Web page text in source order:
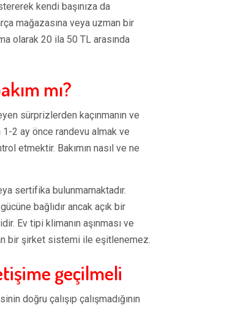
kendi başınıza da
mağazasına veya uzman bir
olarak 20 ila 50 TL arasında
mı?
sürprizlerden kaçınmanın ve
2 ay önce randevu almak ve
etmektir. Bakımın nasıl ve ne
sertifika bulunmamaktadır.
bağlıdır ancak açık bir
Ev tipi klimanın aşınması ve
bir şirket sistemi ile eşitlenemez.
geçilmeli
doğru çalışıp çalışmadığının